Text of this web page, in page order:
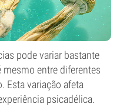
pode variar bastante
mesmo entre diferentes
Esta variação afeta
psicadélica.